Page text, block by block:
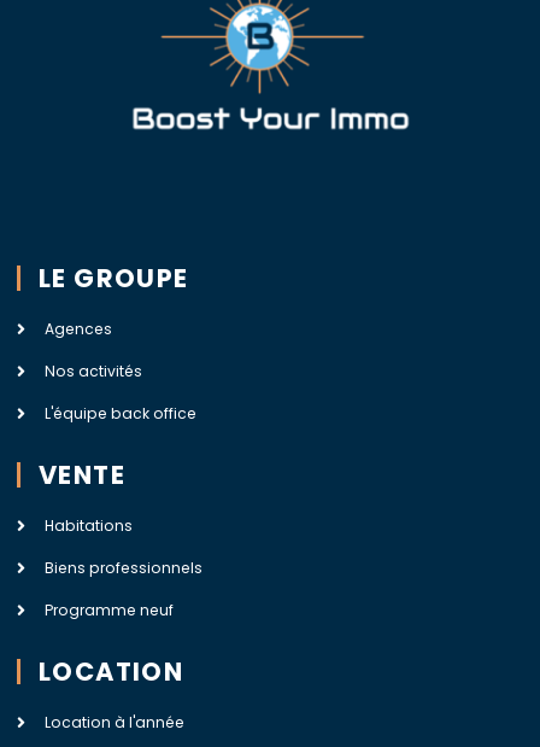
LE GROUPE
Agences
Nos activités
L'équipe back office
VENTE
Habitations
Biens professionnels
Programme neuf
LOCATION
Location à l'année